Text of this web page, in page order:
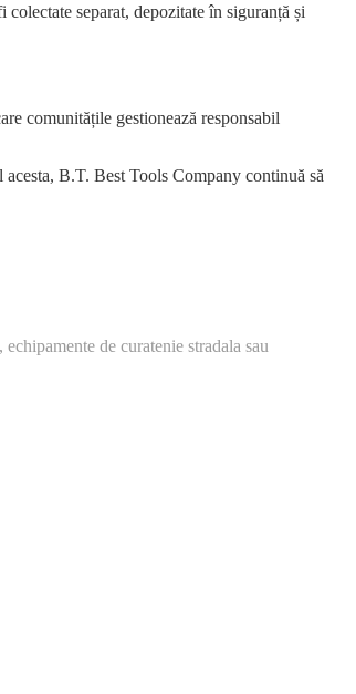
separat, depozitate în siguranță și
comunitățile gestionează responsabil
B.T. Best Tools Company continuă să
de curatenie stradala sau